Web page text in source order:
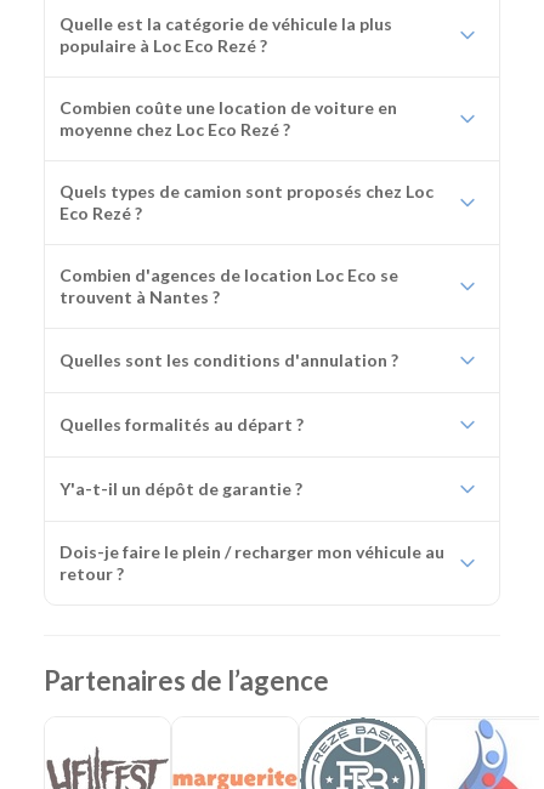
Quelle est la catégorie de véhicule la plus
populaire à Loc Eco Rezé ?
Combien coûte une location de voiture en
moyenne chez Loc Eco Rezé ?
Quels types de camion sont proposés chez Loc
Eco Rezé ?
Combien d'agences de location Loc Eco se
trouvent à Nantes ?
Quelles sont les conditions d'annulation ?
Quelles formalités au départ ?
Y'a-t-il un dépôt de garantie ?
Dois-je faire le plein / recharger mon véhicule au
retour ?
Partenaires de l’agence